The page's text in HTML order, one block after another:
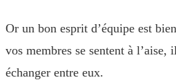
Or un bon esprit d’équipe est
vos membres se sentent à
échanger entre eux.